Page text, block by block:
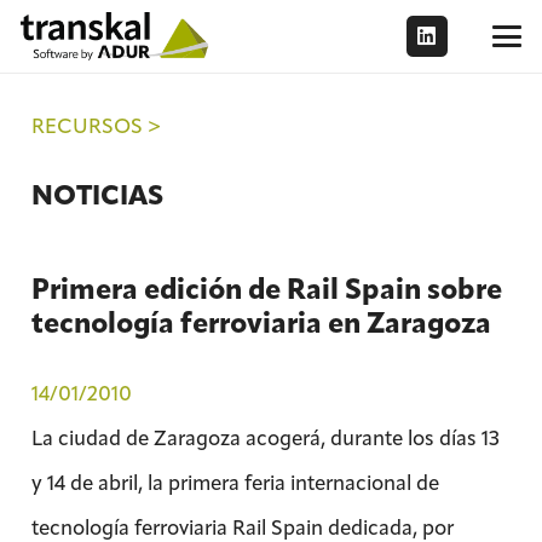
RECURSOS >
NOTICIAS
Primera edición de Rail Spain sobre
tecnología ferroviaria en Zaragoza
14/01/2010
La ciudad de Zaragoza acogerá, durante los días 13
y 14 de abril, la primera feria internacional de
tecnología ferroviaria Rail Spain dedicada, por